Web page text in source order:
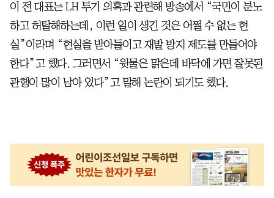
이 전 대표는 LH 투기 의혹과 관련해 방송에서 “국민이 분노
하고 허탈해하는데, 이런 일이 생긴 것은 어쩔 수 없는 현
실”이라며 “현실을 받아들이고 재발 방지 제도를 만들어야
한다”고 했다. 그러면서 “윗물은 맑은데 바닥에 가면 잘못된
관행이 많이 남아 있다”고 말해 논란이 되기도 했다.